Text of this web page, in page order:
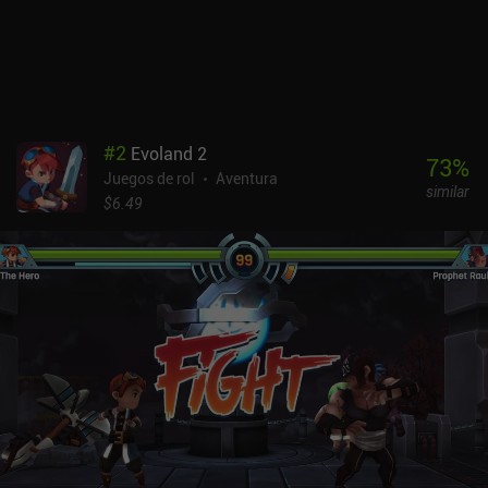
que a algunos no les guste, pero a otros les encantará. Bylina -
Lure of the Sorceress es un juego premium de 0,99 $ que merece la
pena probar para los fans de los RPG de la vieja escuela.
#2 Evoland 2
Juegos de rol
Aventura
$6.49
73%
similar